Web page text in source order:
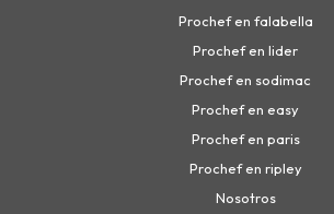
Prochef en falabella
Prochef en lider
Prochef en sodimac
Prochef en easy
Prochef en paris
Prochef en ripley
Nosotros